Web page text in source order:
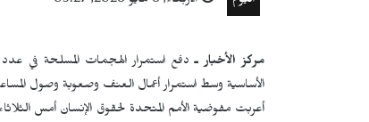
مركز الأخبار ـ دفع استمرار الهجمات المسلحة في
الأساسية وسط استمرار أعمال العنف وصعوبة وصول
أعربت مفوضية الأمم المتحدة لحقوق الإنسان أمس